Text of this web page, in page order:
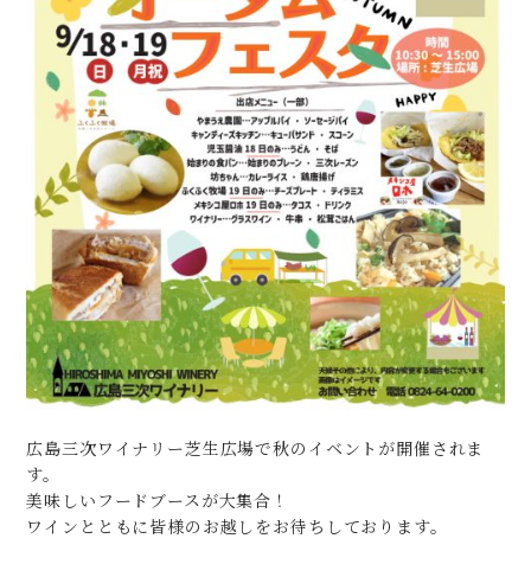
広島三次ワイナリー芝生広場で秋のイベントが開催されま
す。
美味しいフードブースが大集合！
ワインとともに皆様のお越しをお待ちしております。